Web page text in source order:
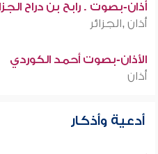
أذان-بصوت . رابح بن دراح
أذان ,الجزائر
الأذان-بصوت أحمد الكوردي
أذان
أدعية وأذكار